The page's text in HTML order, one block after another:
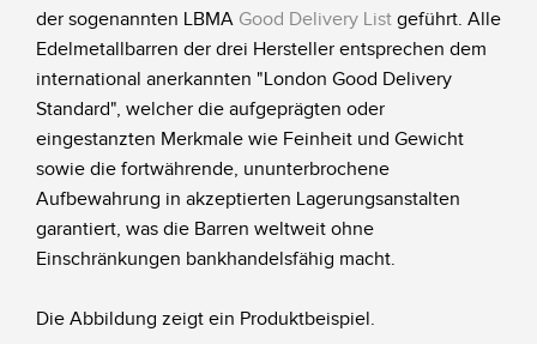
der sogenannten LBMA Good Delivery List geführt. Alle
Edelmetallbarren der drei Hersteller entsprechen dem
international anerkannten "London Good Delivery
Standard", welcher die aufgeprägten oder
eingestanzten Merkmale wie Feinheit und Gewicht
sowie die fortwährende, ununterbrochene
Aufbewahrung in akzeptierten Lagerungsanstalten
garantiert, was die Barren weltweit ohne
Einschränkungen bankhandelsfähig macht.
Die Abbildung zeigt ein Produktbeispiel.